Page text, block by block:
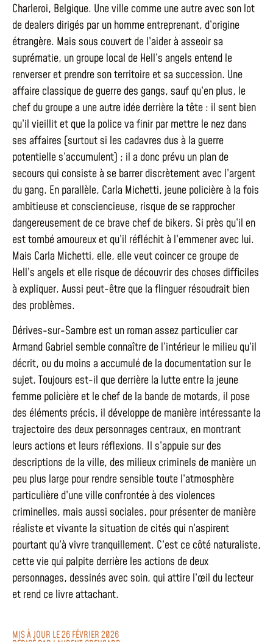
Charleroi, Belgique. Une ville comme une autre avec son lot
de dealers dirigés par un homme entreprenant, d’origine
étrangère. Mais sous couvert de l’aider à asseoir sa
suprématie, un groupe local de Hell’s angels entend le
renverser et prendre son territoire et sa succession. Une
affaire classique de guerre des gangs, sauf qu’en plus, le
chef du groupe a une autre idée derrière la tête : il sent bien
qu’il vieillit et que la police va finir par mettre le nez dans
ses affaires (surtout si les cadavres dus à la guerre
potentielle s’accumulent) ; il a donc prévu un plan de
secours qui consiste à se barrer discrètement avec l’argent
du gang. En parallèle, Carla Michetti, jeune policière à la fois
ambitieuse et consciencieuse, risque de se rapprocher
dangereusement de ce brave chef de bikers. Si près qu’il en
est tombé amoureux et qu’il réfléchit à l’emmener avec lui.
Mais Carla Michetti, elle, elle veut coincer ce groupe de
Hell’s angels et elle risque de découvrir des choses difficiles
à expliquer. Aussi peut-être que la flinguer résoudrait bien
des problèmes.
Dérives-sur-Sambre est un roman assez particulier car
Armand Gabriel semble connaître de l’intérieur le milieu qu’il
décrit, ou du moins a accumulé de la documentation sur le
sujet. Toujours est-il que derrière la lutte entre la jeune
femme policière et le chef de la bande de motards, il pose
des éléments précis, il développe de manière intéressante la
trajectoire des deux personnages centraux, en montrant
leurs actions et leurs réflexions. Il s’appuie sur des
descriptions de la ville, des milieux criminels de manière un
peu plus large pour rendre sensible toute l’atmosphère
particulière d’une ville confrontée à des violences
criminelles, mais aussi sociales, pour présenter de manière
réaliste et vivante la situation de cités qui n’aspirent
pourtant qu’à vivre tranquillement. C’est ce côté naturaliste,
cette vie qui palpite derrière les actions de deux
personnages, dessinés avec soin, qui attire l’œil du lecteur
et rend ce livre attachant.
MIS À JOUR LE 26 FÉVRIER 2026